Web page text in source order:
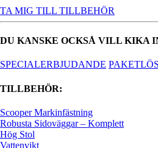
TA MIG TILL TILLBEHÖR
DU KANSKE OCKSÅ VILL KIKA
SPECIALERBJUDANDE
TILLBEHÖR:
Scooper Markinfästning
Robusta Sidoväggar – Komplett
Hög Stol
Vattenvikt